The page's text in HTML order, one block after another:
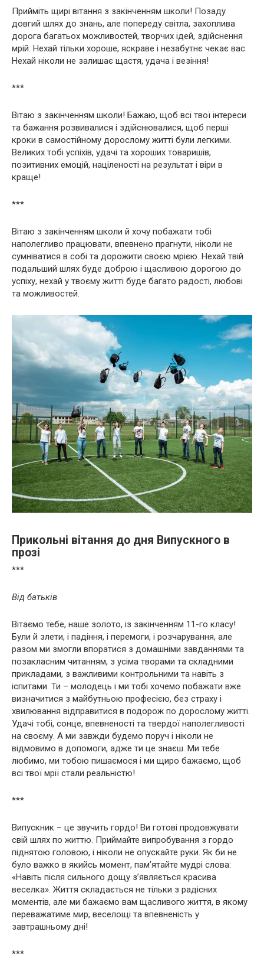
Прийміть щирі вітання з закінченням школи! Позаду
довгий шлях до знань, але попереду світла, захоплива
дорога багатьох можливостей, творчих ідей, здійснення
мрій. Нехай тільки хороше, яскраве і незабутнє чекає вас.
Нехай ніколи не залишає щастя, удача і везіння!
***
Вітаю з закінченням школи! Бажаю, щоб всі твої інтереси
та бажання розвивалися і здійснювалися, щоб перші
кроки в самостійному дорослому житті були легкими.
Великих тобі успіхів, удачі та хороших товаришів,
позитивних емоцій, націленості на результат і віри в
краще!
***
Вітаю з закінченням школи й хочу побажати тобі
наполегливо працювати, впевнено прагнути, ніколи не
сумніватися в собі та дорожити своєю мрією. Нехай твій
подальший шлях буде доброю і щасливою дорогою до
успіху, нехай у твоєму житті буде багато радості, любові
та можливостей.
Прикольні вітання до дня Випускного в
прозі
***
Від батьків
Вітаємо тебе, наше золото, із закінченням 11-го класу!
Були й злети, і падіння, і перемоги, і розчарування, але
разом ми змогли впоратися з домашніми завданнями та
позакласним читанням, з усіма творами та складними
прикладами, з важливими контрольними та навіть з
іспитами. Ти – молодець і ми тобі хочемо побажати вже
визначитися з майбутньою професією, без страху і
хвилювання відправитися в подорож по дорослому житті.
Удачі тобі, сонце, впевненості та твердої наполегливості
на своєму. А ми завжди будемо поруч і ніколи не
відмовимо в допомоги, адже ти це знаєш. Ми тебе
любимо, ми тобою пишаємося і ми щиро бажаємо, щоб
всі твої мрії стали реальністю!
***
Випускник – це звучить гордо! Ви готові продовжувати
свій шлях по життю. Приймайте випробування з гордо
піднятою головою, і ніколи не опускайте руки. Як би не
було важко в якийсь момент, пам’ятайте мудрі слова:
«Навіть після сильного дощу з’являється красива
веселка». Життя складається не тільки з радісних
моментів, але ми бажаємо вам щасливого життя, в якому
переважатиме мир, веселощі та впевненість у
завтрашньому дні!
***